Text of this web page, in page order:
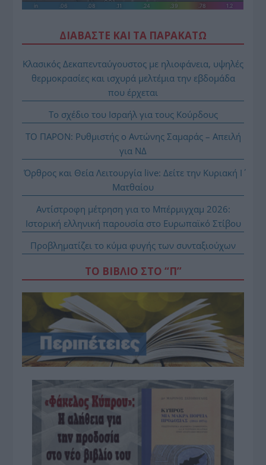
ΔΙΑΒΑΣΤΕ ΚΑΙ ΤΑ ΠΑΡΑΚΑΤΩ
Κλασικός Δεκαπενταύγουστος με ηλιοφάνεια, υψηλές
θερμοκρασίες και ισχυρά μελτέμια την εβδομάδα
που έρχεται
Το σχέδιο του Ισραήλ για τους Κούρδους
ΤΟ ΠΑΡΟΝ: Ρυθμιστής ο Αντώνης Σαμαράς – Απειλή
για ΝΔ
Όρθρος και Θεία Λειτουργία live: Δείτε την Κυριακή Ι΄
Ματθαίου
Αντίστροφη μέτρηση για το Μπέρμιγχαμ 2026:
Ιστορική ελληνική παρουσία στο Ευρωπαϊκό Στίβου
Προβληματίζει το κύμα φυγής των συνταξιούχων
ΤΟ ΒΙΒΛΙΟ ΣΤΟ “Π”